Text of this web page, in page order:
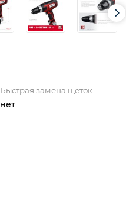
Быстрая замена щеток
нет